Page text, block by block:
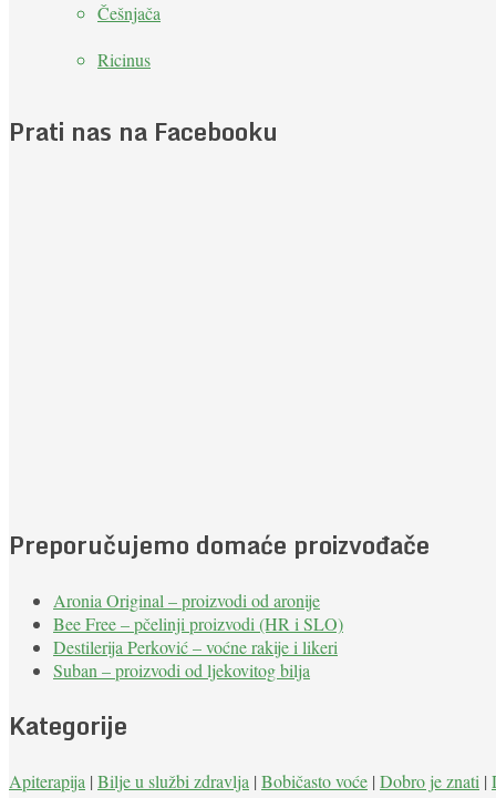
Češnjača
Ricinus
Prati nas na Facebooku
Preporučujemo domaće proizvođače
Aronia Original – proizvodi od aronije
Bee Free – pčelinji proizvodi (HR i SLO)
Destilerija Perković – voćne rakije i likeri
Suban – proizvodi od ljekovitog bilja
Kategorije
Apiterapija | Bilje u službi zdravlja | Bobičasto voće | Dobro je znati |